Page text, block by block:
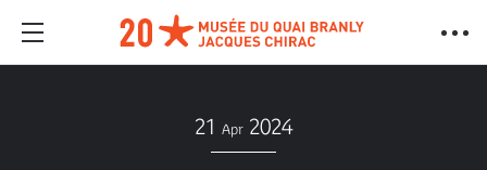
21 Apr 2024